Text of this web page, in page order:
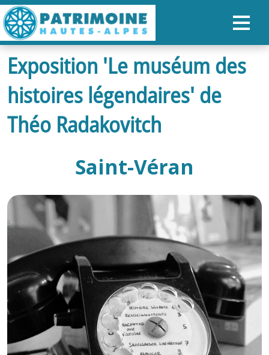
ACCUEIL
CARTE
NOS PARCOURS
ORGANISER SON SÉJOUR
RECHERCHER
FR
GB
Exposition 'Le muséum des
histoires légendaires' de
Théo Radakovitch
Saint-Véran